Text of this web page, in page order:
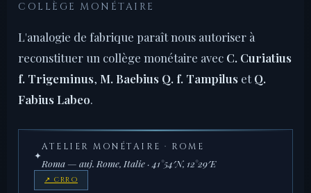
COLLÈGE MONÉTAIRE
L'analogie de fabrique paraît nous autoriser à
reconstituer un collège monétaire avec C. Curiatius
f. Trigeminus, M. Baebius Q. f. Tampilus etQ.
Fabius Labeo.
✦
ATELIER MONÉTAIRE · ROME
Roma — auj. Rome, Italie · 41°54′N, 12°29′E
↗ CRRO